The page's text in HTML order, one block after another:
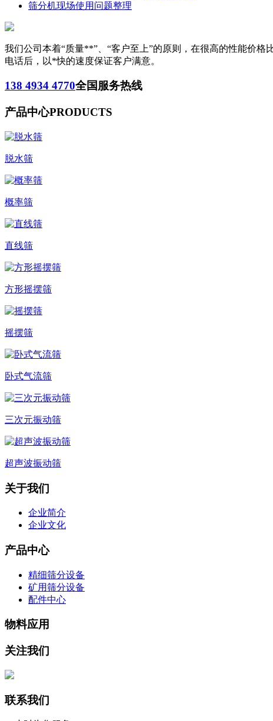
筛分机现场使用问题整理
我们公司本着“质量**”、“客户至上”的原则，在很高的性能价
电话后，以*快的速度保证客户满意。
138 4934 4770全国服务热线
产品中心PRODUCTS
脱水筛
概率筛
直线筛
方形摇摆筛
摇摆筛
卧式气流筛
三次元振动筛
超声波振动筛
关于我们
企业简介
企业文化
产品中心
精细筛分设备
矿用筛分设备
配件中心
物料应用
关注我们
联系我们